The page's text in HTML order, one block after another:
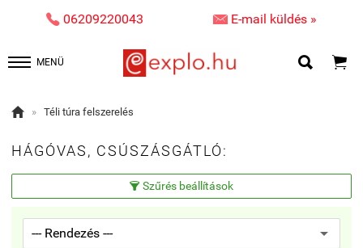
 06209220043  E-mail küldés »
MENÜ  
 » Téli túra felszerelés
HÁGÓVAS, CSÚSZÁSGÁTLÓ:
 Szűrés beállítások